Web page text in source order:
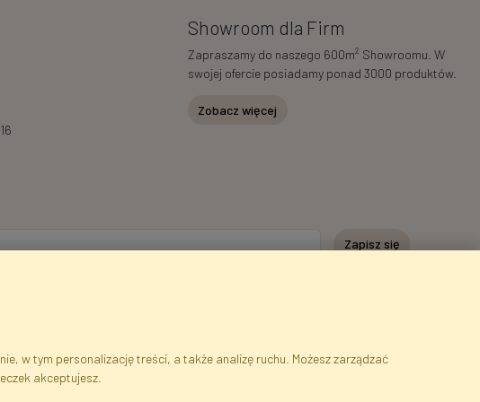
Showroom dla Firm
Zapraszamy do naszego 600m2 Showroomu. W
swojej ofercie posiadamy ponad 3000 produktów.
Zobacz więcej
Zapisz się
Mapa serwisu
w tym personalizację treści, a także analizę ruchu. Możesz zarządzać
akceptujesz.